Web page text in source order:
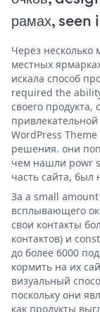
рамах,
Через несколько
местных
искала способ
required the
своего
WordPress Theme
решения. они
чем нашли powr
часть сайта,
За a small
всплывающего
свои контакты
контактов) и
до более 6000
кормить на их
визуальный
поскольку они
как продукты